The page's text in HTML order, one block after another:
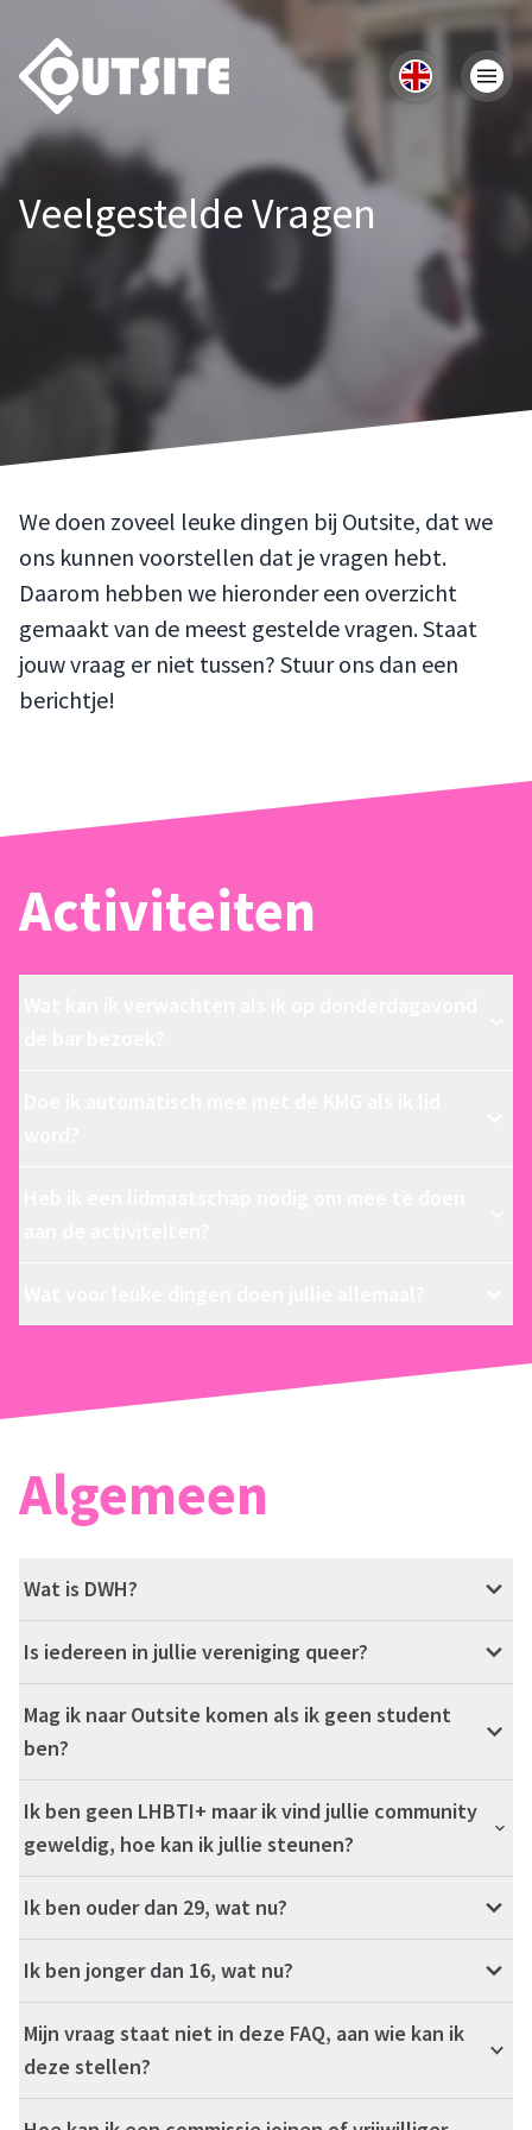
Veelgestelde Vragen
We doen zoveel leuke dingen bij Outsite, dat we
ons kunnen voorstellen dat je vragen hebt.
Daarom hebben we hieronder een overzicht
gemaakt van de meest gestelde vragen. Staat
jouw vraag er niet tussen? Stuur ons dan een
berichtje!
Activiteiten
Algemeen
Wat is DWH?
Is iedereen in jullie vereniging queer?
Mag ik naar Outsite komen als ik geen student
ben?
Ik ben geen LHBTI+ maar ik vind jullie community
geweldig, hoe kan ik jullie steunen?
Ik ben ouder dan 29, wat nu?
Ik ben jonger dan 16, wat nu?
Mijn vraag staat niet in deze FAQ, aan wie kan ik
deze stellen?